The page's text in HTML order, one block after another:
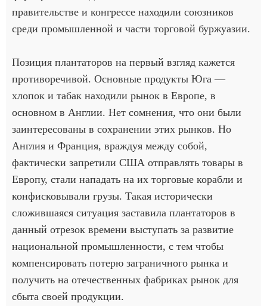
правительстве и конгрессе находили союзников
среди промышленной и части торговой буржуазии.
Позиция плантаторов на первый взгляд кажется
противоречивой. Основные продукты Юга —
хлопок и табак находили рынок в Европе, в
основном в Англии. Нет сомнения, что они были
заинтересованы в сохранении этих рынков. Но
Англия и Франция, враждуя между собой,
фактически запретили США отправлять товары в
Европу, стали нападать на их торговые корабли и
конфисковывали грузы. Такая исторически
сложившаяся ситуация заставила плантаторов в
данный отрезок времени выступать за развитие
национальной промышленности, с тем чтобы
компенсировать потерю заграничного рынка и
получить на отечественных фабриках рынок для
сбыта своей продукции.